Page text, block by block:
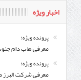
اخبار ویژه
پرونده ویژه؛
معرفی هاب دام
پرونده ویژه؛
معرفی شركت البرز